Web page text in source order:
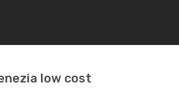
low cost